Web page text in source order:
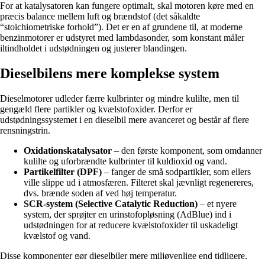
For at katalysatoren kan fungere optimalt, skal motoren køre med en
præcis balance mellem luft og brændstof (det såkaldte
“stoichiometriske forhold”). Det er en af grundene til, at moderne
benzinmotorer er udstyret med lambdasonder, som konstant måler
iltindholdet i udstødningen og justerer blandingen.
Dieselbilens mere komplekse system
Dieselmotorer udleder færre kulbrinter og mindre kulilte, men til
gengæld flere partikler og kvælstofoxider. Derfor er
udstødningssystemet i en dieselbil mere avanceret og består af flere
rensningstrin.
Oxidationskatalysator – den første komponent, som omdanner
kulilte og uforbrændte kulbrinter til kuldioxid og vand.
Partikelfilter (DPF) – fanger de små sodpartikler, som ellers
ville slippe ud i atmosfæren. Filteret skal jævnligt regenereres,
dvs. brænde soden af ved høj temperatur.
SCR-system (Selective Catalytic Reduction) – et nyere
system, der sprøjter en urinstofopløsning (AdBlue) ind i
udstødningen for at reducere kvælstofoxider til uskadeligt
kvælstof og vand.
Disse komponenter gør dieselbiler mere miljøvenlige end tidligere,